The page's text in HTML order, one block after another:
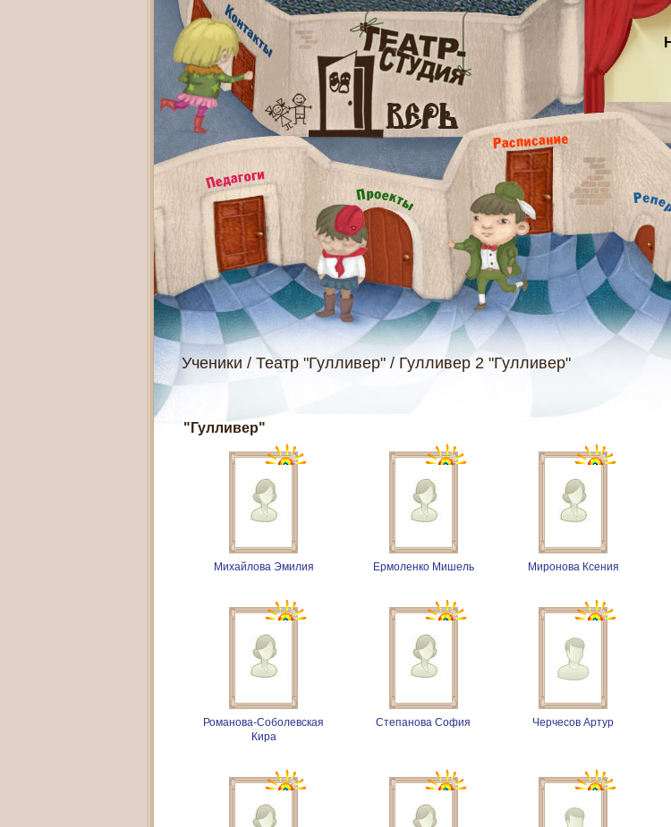
Ученики / Театр "Гулливер" / Гулливер 2 "Гулливер"
"Гулливер"
Михайлова Эмилия Ермоленко Мишель Миронова Ксения
Романова-Соболевская
Кира
Степанова София Черчесов Артур